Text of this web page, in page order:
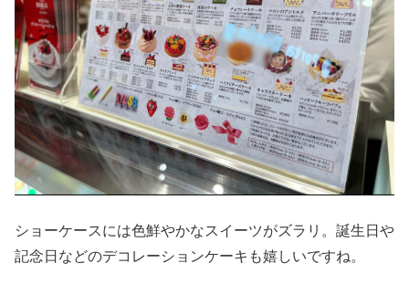
ショーケースには色鮮やかなスイーツがズラリ。誕生日や
記念日などのデコレーションケーキも嬉しいですね。